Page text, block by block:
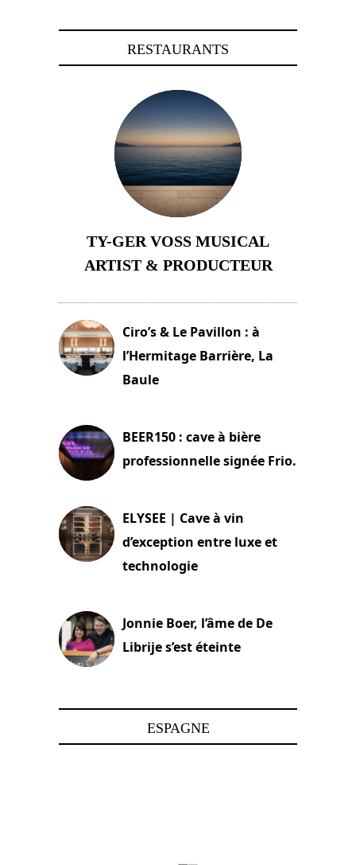
RESTAURANTS
TY-GER VOSS MUSICAL
ARTIST & PRODUCTEUR
Ciro’s & Le Pavillon : à
l’Hermitage Barrière, La
Baule
BEER150 : cave à bière
professionnelle signée Frio.
ELYSEE | Cave à vin
d’exception entre luxe et
technologie
Jonnie Boer, l’âme de De
Librije s’est éteinte
ESPAGNE